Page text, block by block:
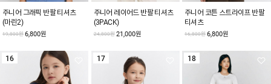
주니어 그래픽 반팔 티셔츠
(마린2)
19,800원 6,800원
주니어 레이어드 반팔 티셔츠
(3PACK)
24,800원 21,000원
주니어 코튼 스트라이프 반팔
티셔츠
16,800원 6,800원
16 17 18